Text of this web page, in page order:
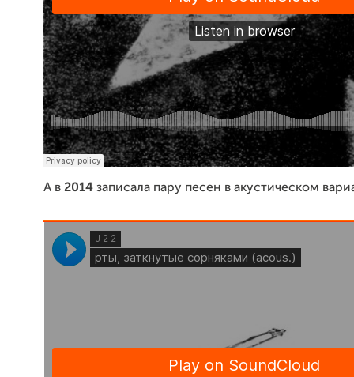
А в 2014 записала пару песен в акустическом